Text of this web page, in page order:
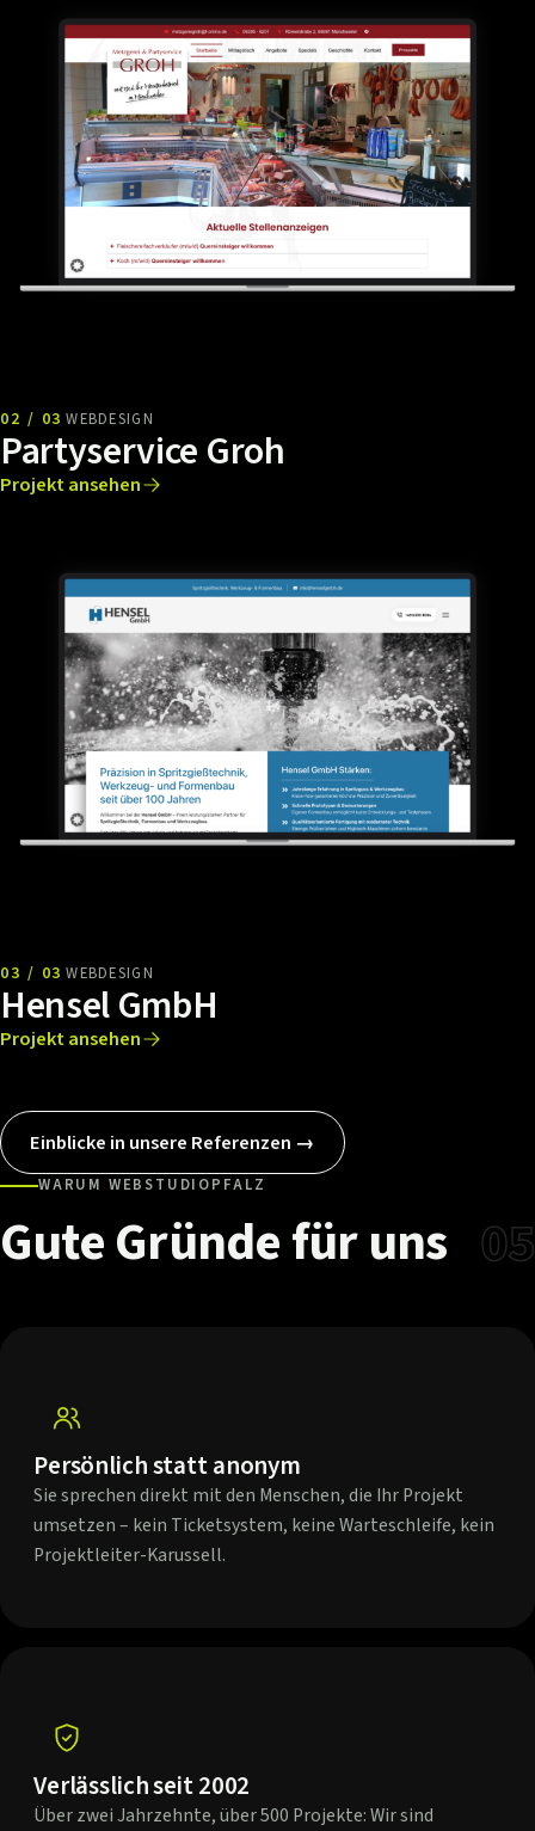
02 / 03 WEBDESIGN
Partyservice Groh
Projekt ansehen
03 / 03 WEBDESIGN
Hensel GmbH
Projekt ansehen
Einblicke in unsere Referenzen →
WARUM WEBSTUDIOPFALZ
GuteGründefüruns 05
Persönlich statt anonym
Sie sprechen direkt mit den Menschen, die Ihr Projekt
umsetzen – kein Ticketsystem, keine Warteschleife, kein
Projektleiter-Karussell.
Verlässlich seit 2002
Über zwei Jahrzehnte, über 500 Projekte: Wir sind